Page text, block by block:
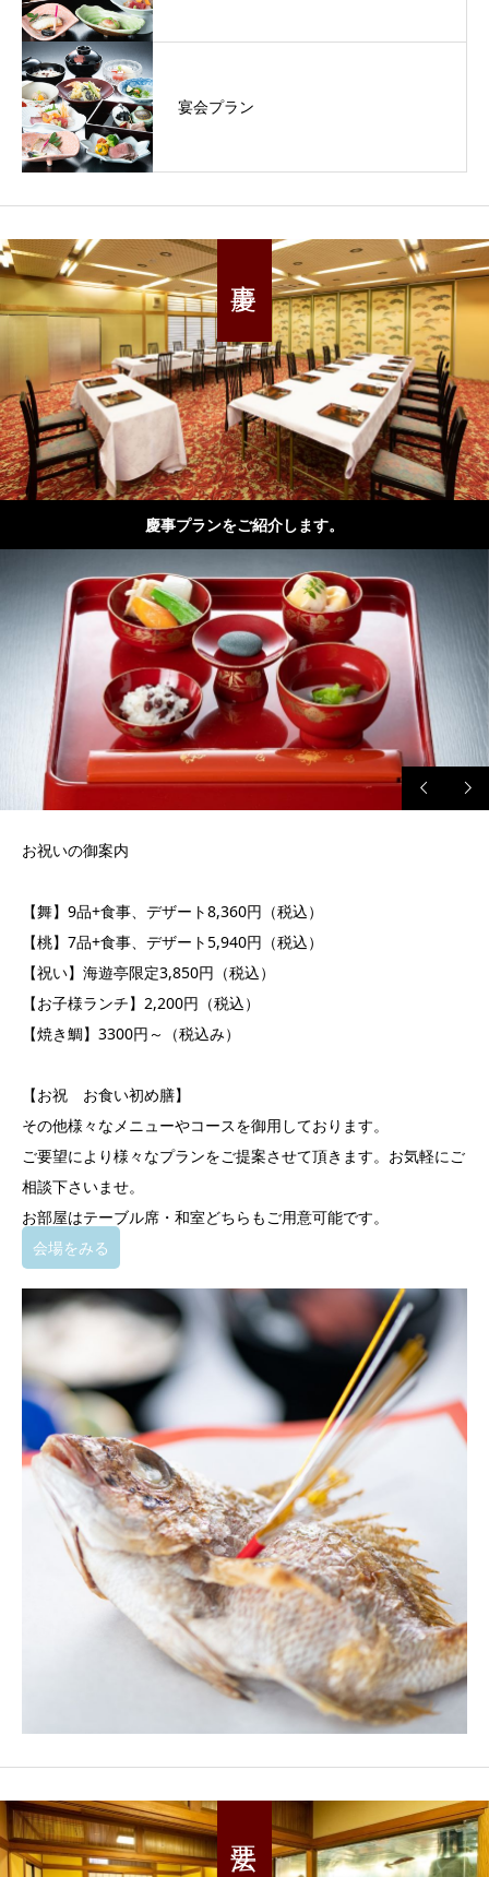
宴会プラン
慶事プランをご紹介します。
お祝いの御案内
【舞】9品+食事、デザート8,360円（税込）
【桃】7品+食事、デザート5,940円（税込）
【祝い】海遊亭限定3,850円（税込）
【お子様ランチ】2,200円（税込）
【焼き鯛】3300円～（税込み）
【お祝 お食い初め膳】
その他様々なメニューやコースを御用しております。
ご要望により様々なプランをご提案させて頂きます。お気軽にご
相談下さいませ。
お部屋はテーブル席・和室どちらもご用意可能です。
会場をみる